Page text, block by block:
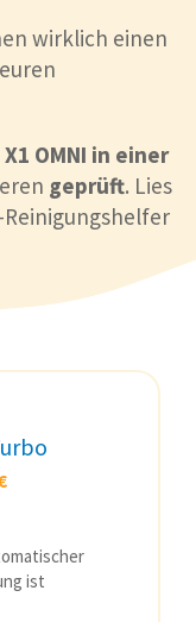
wirklich einen
X1 OMNI in einer
geprüft. Lies
ist